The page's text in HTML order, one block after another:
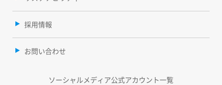
採用情報
お問い合わせ
ソーシャルメディア公式アカウント一覧